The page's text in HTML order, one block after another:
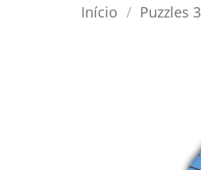
Início / Puzzles